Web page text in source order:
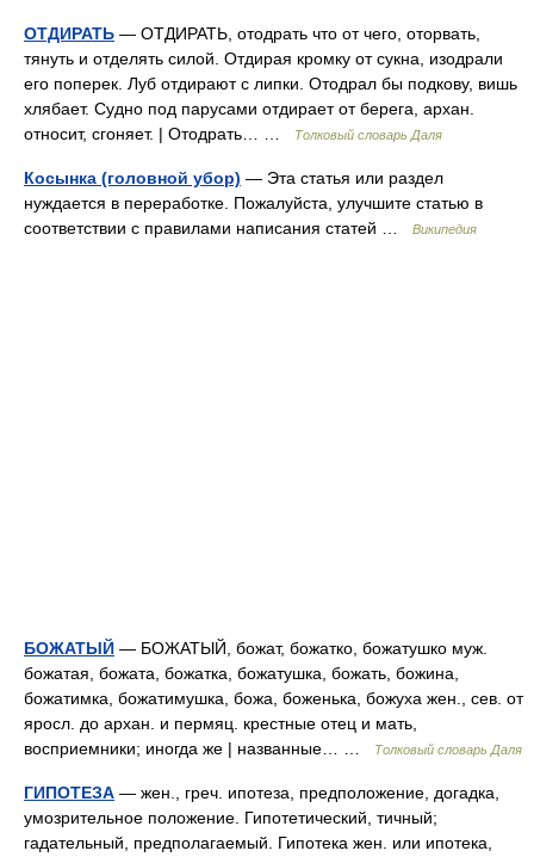
ОТДИРАТЬ — ОТДИРАТЬ, отодрать что от чего, оторвать,
тянуть и отделять силой. Отдирая кромку от сукна, изодрали
его поперек. Луб отдирают с липки. Отодрал бы подкову, вишь
хлябает. Судно под парусами отдирает от берега, архан.
относит, сгоняет. | Отодрать… …
Толковый словарь Даля
Косынка (головной убор) — Эта статья или раздел
нуждается в переработке. Пожалуйста, улучшите статью в
соответствии с правилами написания статей …
Википедия
БОЖАТЫЙ — БОЖАТЫЙ, божат, божатко, божатушко муж.
божатая, божата, божатка, божатушка, божать, божина,
божатимка, божатимушка, божа, боженька, божуха жен., сев. от
яросл. до архан. и пермяц. крестные отец и мать,
восприемники; иногда же | названные… …
Толковый словарь Даля
ГИПОТЕЗА — жен., греч. ипотеза, предположение, догадка,
умозрительное положение. Гипотетический, тичный;
гадательный, предполагаемый. Гипотека жен. или ипотека,